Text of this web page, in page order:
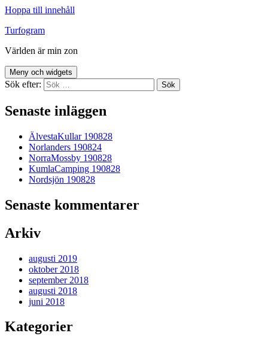
Hoppa till innehåll
Turfogram
Världen är min zon
Meny och widgets
Sök efter:
Senaste inläggen
ÄlvestaKullar 190828
Norlanders 190824
NorraMossby 190828
KumlaCamping 190828
Nordsjön 190828
Senaste kommentarer
Arkiv
augusti 2019
oktober 2018
september 2018
augusti 2018
juni 2018
Kategorier